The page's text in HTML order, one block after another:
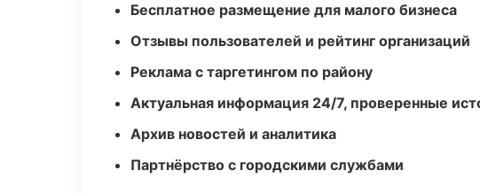
Бесплатное размещение для малого бизнеса
Отзывы пользователей и рейтинг организаций
Реклама с таргетингом по району
Актуальная информация 24/7, проверенные
Архив новостей и аналитика
Партнёрство с городскими службами